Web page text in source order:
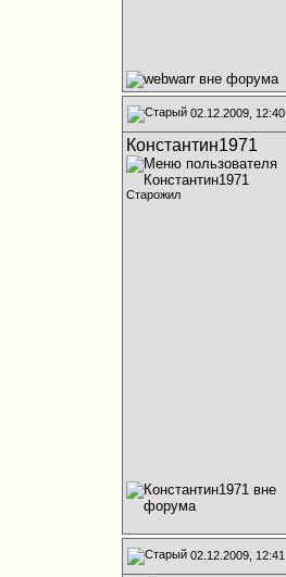
02.12.2009, 12:40
Константин1971
Старожил
02.12.2009, 12:41